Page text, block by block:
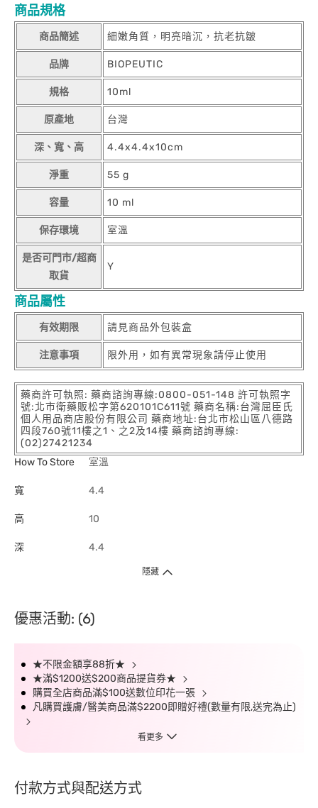
商品規格
商品簡述 細嫩角質，明亮暗沉，抗老抗皺
品牌 BIOPEUTIC
規格 10ml
原產地 台灣
深、寬、高 4.4x4.4x10cm
淨重 55 g
容量 10 ml
保存環境 室溫
是否可門市/超商
取貨
Y
商品屬性
有效期限 請見商品外包裝盒
注意事項 限外用，如有異常現象請停止使用
藥商許可執照: 藥商諮詢專線:0800-051-148 許可執照字
號:北市衛藥販松字第620101C611號 藥商名稱:台灣屈臣氏
個人用品商店股份有限公司 藥商地址:台北市松山區八德路
四段760號11樓之1、之2及14樓 藥商諮詢專線:
(02)27421234
How To Store
室溫
寬 4.4
高 10
深 4.4
隱藏
優惠活動: (6)
★不限金額享88折★
★滿$1200送$200商品提貨券★
購買全店商品滿$100送數位印花一張
凡購買護膚/醫美商品滿$2200即贈好禮(數量有限,送完為止)
看更多
付款方式與配送方式